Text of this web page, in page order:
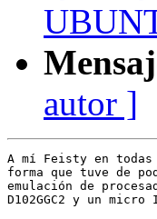
autor ]
A mí Feisty en todas
forma que tuve de
emulación de
D102GGC2 y un